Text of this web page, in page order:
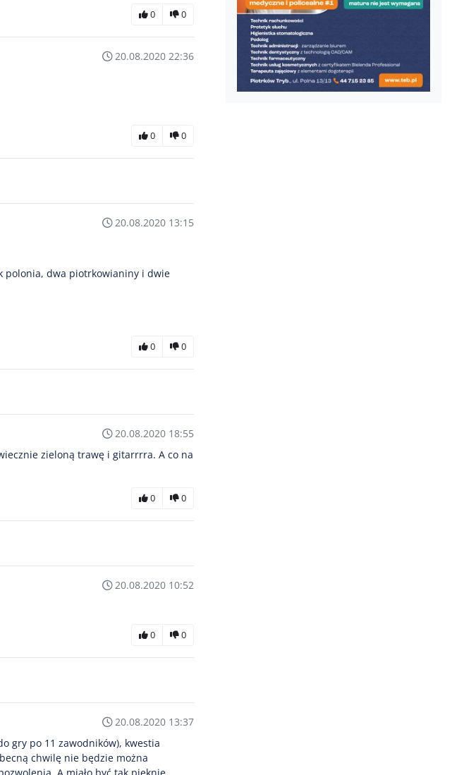
0 0
20.08.2020 22:36
0 0
20.08.2020 13:15
polonia, dwa piotrkowianiny i dwie
0 0
20.08.2020 18:55
zieloną trawę i gitarrrra. A co na
0 0
20.08.2020 10:52
0 0
20.08.2020 13:37
gry po 11 zawodników), kwestia
chwilę nie będzie można